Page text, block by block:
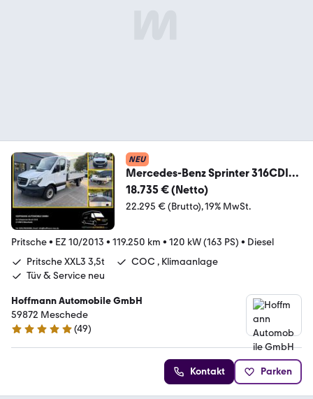
NEU
Mercedes-Benz Sprinter 316CDI
Pritsche XXL L3 RWD A/C AHK 3,5T
18.735 € (Netto)
22.295 € (Brutto) 19% MwSt.
Pritsche• EZ 10/2013 • 119.250 km • 120 kW (163 PS) • Diesel
Pritsche XXL3 3,5t
COC , Klimaanlage
Tüv & Service neu
Hoffmann Automobile GmbH
59872 Meschede
4.9 Sterne
(49)
Kontakt Parken